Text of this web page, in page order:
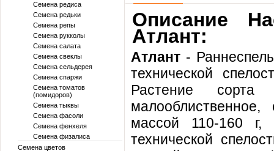
Семена редиса
Семена редьки
Семена репы
Семена рукколы
Семена салата
Семена свеклы
Семена сельдерея
Семена спаржи
Семена томатов
(помидоров)
Семена тыквы
Семена фасоли
Семена фенхеля
Семена физалиса
Семена цветов
Описание
Атлант:
Атлант -
технической
Растение сорта
массой 110-160
технической